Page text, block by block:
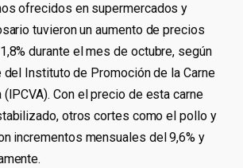
ofrecidos en supermercados y
tuvieron un aumento de precios
durante el mes de octubre, según
del Instituto de Promoción de la Carne
(IPCVA). Con el precio de esta carne
otros cortes como el pollo y
incrementos mensuales del 9,6% y